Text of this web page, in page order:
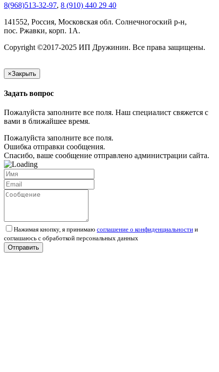
8(968)513-32-97, 8 (910) 440 29 40
141552, Россия, Московская обл. Солнечногоский р-н,
пос. Ржавки, корп. 1А.
Copyright ©2017-2025 ИП Дружинин. Все права защищены.
×Закрыть
Задать вопрос
Пожалуйста заполните все поля. Наш специалист свяжется с
вами в ближайшее время.
Пожалуйста заполните все поля.
Ошибка отправки сообщения.
Спасибо, ваше сообщение отправлено администрации сайта.
Нажимая кнопку, я принимаю соглашение о конфиденциальности и
соглашаюсь с обработкой персональных данных
Отправить